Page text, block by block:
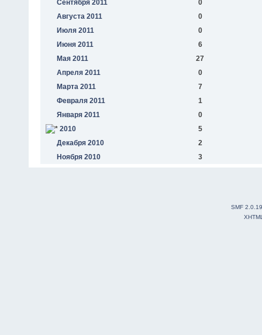
Сентября 2011
0
Августа 2011
0
Июля 2011
0
Июня 2011
6
Мая 2011
27
Апреля 2011
0
Марта 2011
7
Февраля 2011
1
Января 2011
0
2010
5
Декабря 2010
2
Ноября 2010
3
SMF 2.0.19